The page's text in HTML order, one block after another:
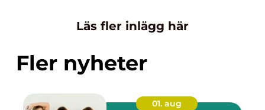
Läs fler inlägg här
Fler nyheter
01. aug